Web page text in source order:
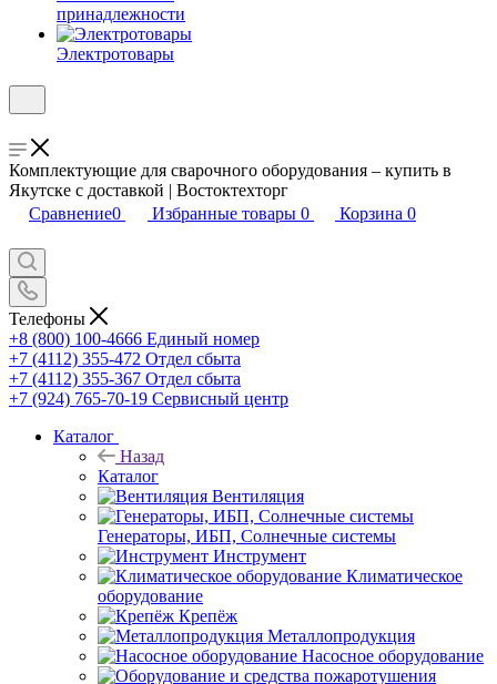
принадлежности
Электротовары
Комплектующие для сварочного оборудования – купить в
Якутске с доставкой | Востоктехторг
Сравнение0 Избранные товары 0 Корзина 0
Телефоны
+8 (800) 100-4666 Единый номер
+7 (4112) 355-472 Отдел сбыта
+7 (4112) 355-367 Отдел сбыта
+7 (924) 765-70-19 Сервисный центр
Каталог
Назад
Каталог
Вентиляция
Генераторы, ИБП, Солнечные системы
Инструмент
Климатическое
оборудование
Крепёж
Металлопродукция
Насосное оборудование